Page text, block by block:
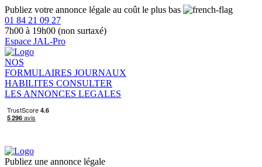
Publiez votre annonce légale au coût le plus bas
01 84 21 09 27
7h00 à 19h00 (non surtaxé)
Espace JAL-Pro
NOS
FORMULAIRES JOURNAUX
HABILITES CONSULTER
LES ANNONCES LEGALES
Publiez une annonce légale